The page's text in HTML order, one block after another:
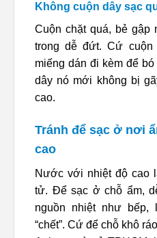
Không cuộn dây sạc
Cuộn chặt quá, bẻ gập
trong dễ đứt. Cứ cuộn
miếng dán đi kèm để
dây nó mới không bị
cao.
Tránh để sạc ở nơi
cao
Nước với nhiệt độ cao
tử. Để sạc ở chỗ ẩm,
nguồn nhiệt như
“chết”. Cứ để chỗ khô